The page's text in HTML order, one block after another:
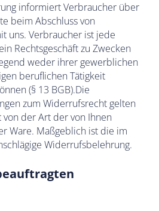
informiert Verbraucher über
beim Abschluss von
uns. Verbraucher ist jede
Rechtsgeschäft zu Zwecken
weder ihrer gewerblichen
beruflichen Tätigkeit
(§ 13 BGB).Die
zum Widerrufsrecht gelten
der Art der von Ihnen
Ware. Maßgeblich ist die im
Widerrufsbelehrung.